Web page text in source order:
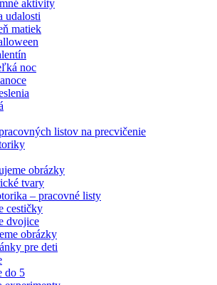
aktivity
udalosti
matiek
noc
listov na precvičenie
obrázky
tvary
– pracovné listy
cestičky
dvojice
obrázky
pre deti
do 5